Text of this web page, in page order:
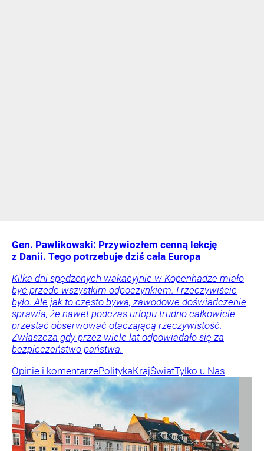
Gen. Pawlikowski: Przywiozłem cenną lekcję
z Danii. Tego potrzebuje dziś cała Europa
Kilka dni spędzonych wakacyjnie w Kopenhadze miało
być przede wszystkim odpoczynkiem. I rzeczywiście
było. Ale jak to często bywa, zawodowe doświadczenie
sprawia, że nawet podczas urlopu trudno całkowicie
przestać obserwować otaczającą rzeczywistość.
Zwłaszcza gdy przez wiele lat odpowiadało się za
bezpieczeństwo państwa.
Opinie i komentarzePolitykaKrajŚwiatTylko u Nas